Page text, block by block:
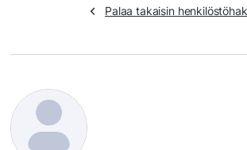
Palaa takaisin